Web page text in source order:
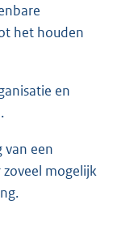
het houden
en
van een
mogelijk